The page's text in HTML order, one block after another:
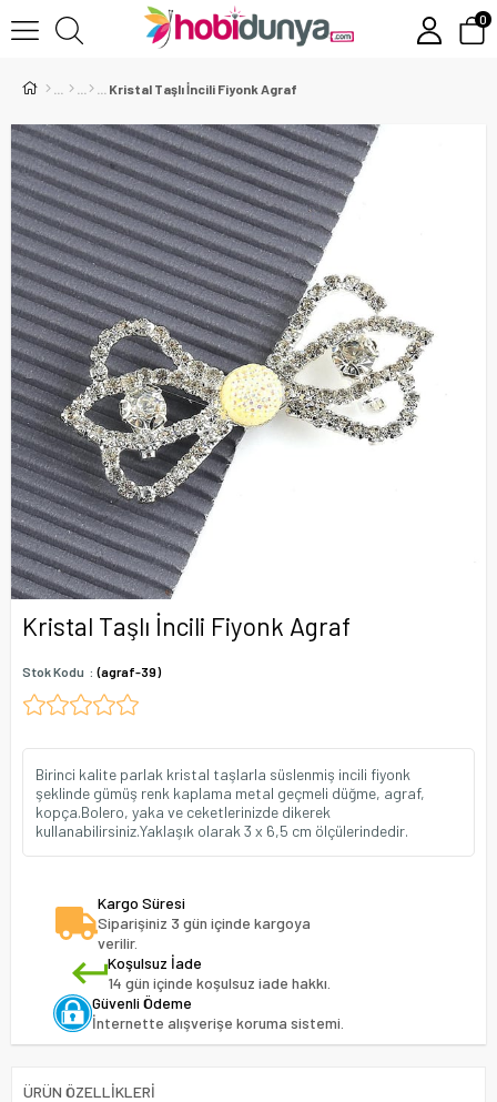
0
Kristal Taşlı İncili Fiyonk Agraf
Kristal Taşlı İncili Fiyonk Agraf
Stok Kodu (agraf-39)
Birinci kalite parlak kristal taşlarla süslenmiş incili fiyonk
şeklinde gümüş renk kaplama metal geçmeli düğme, agraf,
kopça.Bolero, yaka ve ceketlerinizde dikerek
kullanabilirsiniz.Yaklaşık olarak 3 x 6,5 cm ölçülerindedir.
Kargo Süresi
Siparişiniz 3 gün içinde kargoya
verilir.
Koşulsuz İade
14 gün içinde koşulsuz iade hakkı.
Güvenli Ödeme
İnternette alışverişe koruma sistemi.
ÜRÜN ÖZELLIKLERI